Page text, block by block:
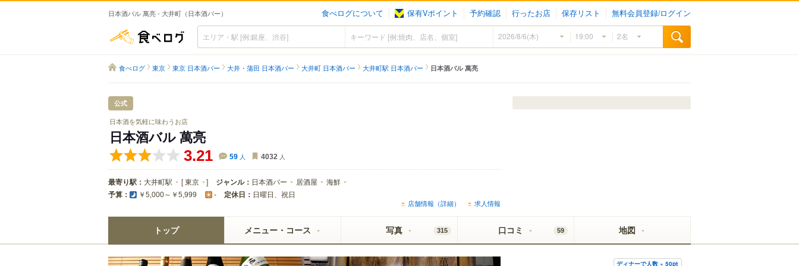
日本酒バル 萬亮 - 大井町（日本酒バー） 食べログについて 保有Vポイント 予約確認 行ったお店 保存リスト 無料会員登録/ログイン
食べログ
食べログ 東京 東京 日本酒バー 大井・蒲田 日本酒バー 大井町 日本酒バー 大井町駅 日本酒バー 日本酒バル 萬亮
公式
日本酒を気軽に味わうお店
日本酒バル 萬亮
3.21 59 人 4032 人
最寄り駅： 大井町駅 [東京 ] ジャンル： 日本酒バー 居酒屋 海鮮
予算： ￥5,000～￥5,999 - 定休日： 日曜日、祝日
店舗情報（詳細） 求人情報
トップ メニュー・コース 写真 315 口コミ 59 地図
ディナーで人数 × 50pt